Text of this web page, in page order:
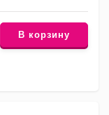
В корзину